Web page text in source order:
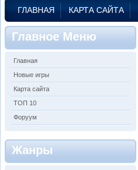
ГЛАВНАЯ КАРТА САЙТА
Главное Меню
Главная
Новые игры
Карта сайта
ТОП 10
Форуум
Жанры